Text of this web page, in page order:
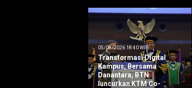
05/08/2026 18:40 WIB
Transformasi Digital
Kampus, Bersama
Danantara, BTN
luncurkan KTM Co-